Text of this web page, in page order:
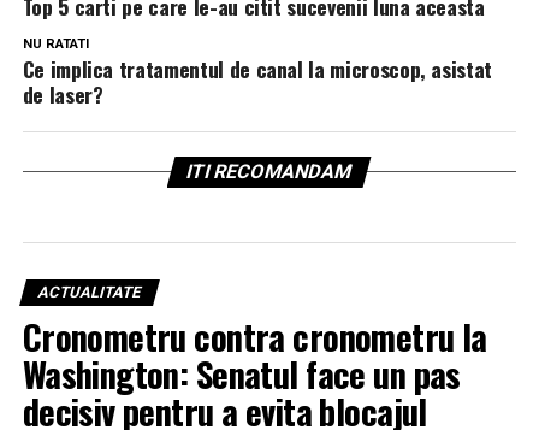
Top 5 carti pe care le-au citit sucevenii luna aceasta
NU RATATI
Ce implica tratamentul de canal la microscop, asistat
de laser?
ITI RECOMANDAM
ACTUALITATE
Cronometru contra cronometru la
Washington: Senatul face un pas
decisiv pentru a evita blocajul